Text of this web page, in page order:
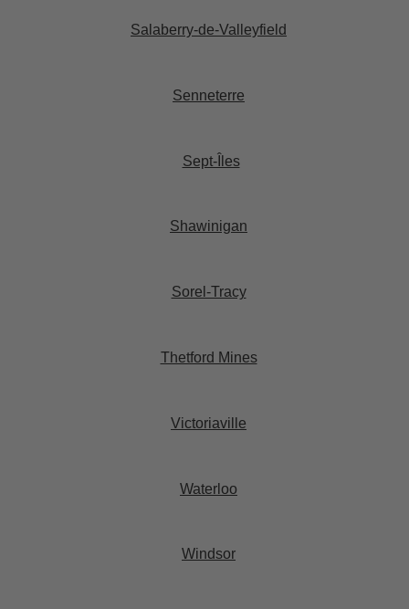
Salaberry-de-Valleyfield​
Senneterre​
Sept-Îles​
Shawinigan​
Sorel-Tracy​
Thetford Mines​
Victoriaville
Waterloo
Windsor